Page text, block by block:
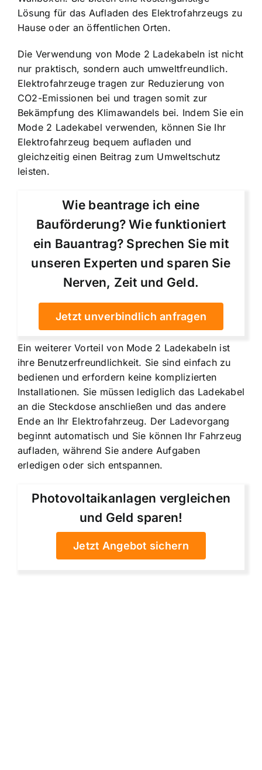
Lösung für das Aufladen des Elektrofahrzeugs zu
Hause oder an öffentlichen Orten.
Die Verwendung von Mode 2 Ladekabeln ist nicht
nur praktisch, sondern auch umweltfreundlich.
Elektrofahrzeuge tragen zur Reduzierung von
CO2-Emissionen bei und tragen somit zur
Bekämpfung des Klimawandels bei. Indem Sie ein
Mode 2 Ladekabel verwenden, können Sie Ihr
Elektrofahrzeug bequem aufladen und
gleichzeitig einen Beitrag zum Umweltschutz
leisten.
Wie beantrage ich eine
Bauförderung? Wie funktioniert
ein Bauantrag? Sprechen Sie mit
unseren Experten und sparen Sie
Nerven, Zeit und Geld.
Jetzt unverbindlich anfragen
Ein weiterer Vorteil von Mode 2 Ladekabeln ist
ihre Benutzerfreundlichkeit. Sie sind einfach zu
bedienen und erfordern keine komplizierten
Installationen. Sie müssen lediglich das Ladekabel
an die Steckdose anschließen und das andere
Ende an Ihr Elektrofahrzeug. Der Ladevorgang
beginnt automatisch und Sie können Ihr Fahrzeug
aufladen, während Sie andere Aufgaben
erledigen oder sich entspannen.
Photovoltaikanlagen vergleichen
und Geld sparen!
Jetzt Angebot sichern